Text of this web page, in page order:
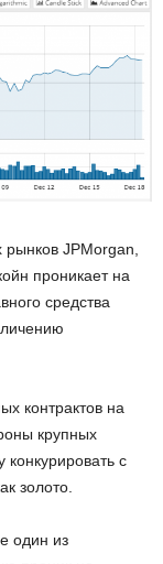
JPMorgan,
проникает на
средства
контрактов на
крупных
конкурировать с
золото.
один из